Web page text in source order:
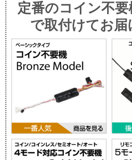
定番のコイン不
で取付けてお